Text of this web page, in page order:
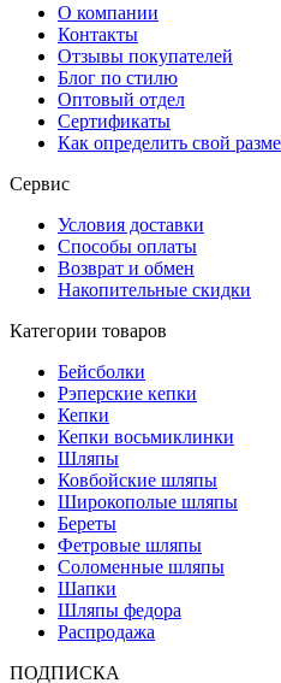
О компании
Контакты
Отзывы покупателей
Блог по стилю
Оптовый отдел
Сертификаты
Как определить свой
Сервис
Условия доставки
Способы оплаты
Возврат и обмен
Накопительные скидки
Категории товаров
Бейсболки
Рэперские кепки
Кепки
Кепки восьмиклинки
Шляпы
Ковбойские шляпы
Широкополые шляпы
Береты
Фетровые шляпы
Соломенные шляпы
Шапки
Шляпы федора
Распродажа
ПОДПИСКА